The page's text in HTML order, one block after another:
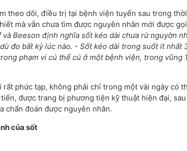
theo dõi, điều trị tại bệnh viện tuyến sau trong
mà vẫn chưa tìm được nguyên nhân mới được
và Beeson định nghĩa sốt kéo dài chưa rừ nguyờn
đo bất kỳ lúc nào. - Sốt kéo dài trong suốt ít nhất
phạm vi cú thể cú ở một bệnh viện, trong vũng
phức tạp, không phải chỉ trong một vài ngày có
được trang bị phương tiện kỹ thuật hiện đại,
chẩn đoán được nguyên nhân.
của sốt